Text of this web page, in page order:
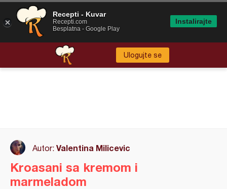
Ulogujte se
Autor: Valentina Milicevic
Kroasani sa kremom i
marmeladom
Recepti - Kuvar
Recepti.com
Besplatna - Google Play
Instalirajte